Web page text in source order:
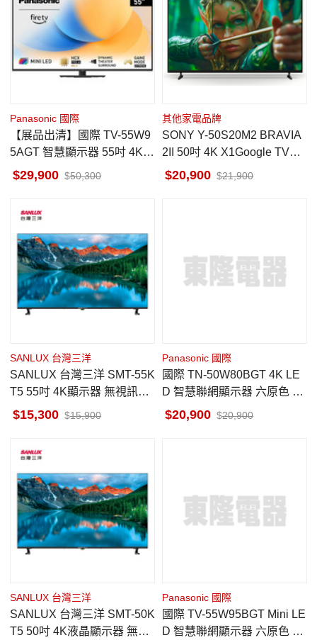
Panasonic 國際
【展品出清】國際 TV-55W9
5AGT 智慧顯示器 55吋 4K H
DR Mini LED 含運
29,900 50,300
其他家電品牌
SONY Y-50S20M2 BRAVIA
2II 50吋 4K X1Google TV顯
示器
20,900 21,900
SANLUX 台灣三洋
SANLUX 台灣三洋 SMT-55K
T5 55吋 4K顯示器 無視訊盒
貨到無安裝 台灣製造
15,300 15,900
Panasonic 國際
國際 TN-50W80BGT 4K LE
D 智慧聯網顯示器 六原色 50
吋20,900 20,900
SANLUX 台灣三洋
SANLUX 台灣三洋 SMT-50K
T5 50吋 4K液晶顯示器 無視
Panasonic 國際
國際 TV-55W95BGT Mini LE
D 智慧聯網顯示器 六原色 55